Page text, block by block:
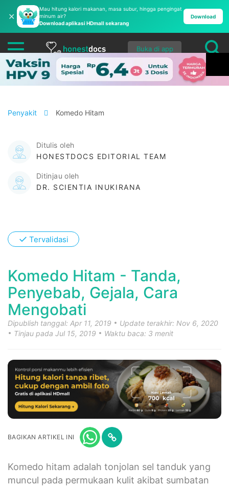
✕
Mau hitung kalori makanan, masa subur, hingga pengingat
minum air?
Download aplikasi HDmall sekarang
Download
Buka di app
Penyakit Komedo Hitam
Ditulis oleh
HONESTDOCS EDITORIAL TEAM
Ditinjau oleh
DR. SCIENTIA INUKIRANA
✓ Tervalidasi
Komedo Hitam - Tanda,
Penyebab, Gejala, Cara
Mengobati
Dipublish tanggal: Apr 11, 2019
Update terakhir: Nov 6, 2020
Tinjau pada Jul 15, 2019
Waktu baca: 3 menit
BAGIKAN ARTIKEL INI
Komedo hitam adalah tonjolan sel tanduk yang
muncul pada permukaan kulit akibat sumbatan